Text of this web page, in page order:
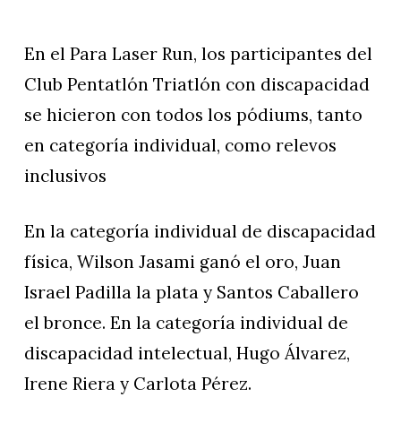
En el Para Laser Run, los participantes del
Club Pentatlón Triatlón con discapacidad
se hicieron con todos los pódiums, tanto
en categoría individual, como relevos
inclusivos
En la categoría individual de discapacidad
física, Wilson Jasami ganó el oro, Juan
Israel Padilla la plata y Santos Caballero
el bronce. En la categoría individual de
discapacidad intelectual, Hugo Álvarez,
Irene Riera y Carlota Pérez.